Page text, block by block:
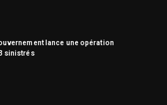
lance une opération
sinistrés